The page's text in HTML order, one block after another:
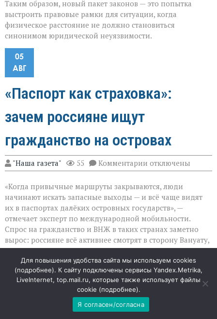
Таким образом, новый пакет законов — это попытка
выстроить правовые рамки для ситуации, когда
физическое расстояние не должно становиться
синонимом юридической неуязвимости.
05
АВГ
«Паспорт как страховка»:
зачем россияне ищут
гражданство на островах
"Наша газета" 55 Комментарии к
записи
как
страховка»:
россияне
ищут
гражданство
на
островах
отключены
«Когда привычные маршруты закрываются, люди
начинают искать запасные выходы — и всё чаще видят
их в паспортах далёких островных государств», —
отмечает эксперт по международной мобильности.
Спрос на гражданство и ВНЖ в таких странах заметно
вырос: россияне всё активнее смотрят в сторону Вануату,
Сан‑Томе и Принсипи, Науру и других островных
юрисдикций.
Куда сместился фокус
Ещё недавно многие делали ставку на карибские
программы — они давали понятный путь ко второму
Для повышения удобства сайта мы используем cookies
(подробнее). К сайту подключены сервисы Yandex.Metrika,
LiveInternet, top.mail.ru, которые также использует файлы
cookie (подробнее).
Я согласен/согласна